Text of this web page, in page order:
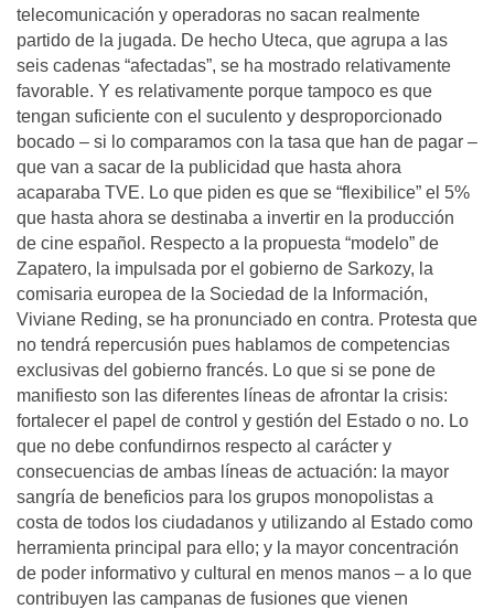
telecomunicación y operadoras no sacan realmente
partido de la jugada. De hecho Uteca, que agrupa a las
seis cadenas “afectadas”, se ha mostrado relativamente
favorable. Y es relativamente porque tampoco es que
tengan suficiente con el suculento y desproporcionado
bocado – si lo comparamos con la tasa que han de pagar –
que van a sacar de la publicidad que hasta ahora
acaparaba TVE. Lo que piden es que se “flexibilice” el 5%
que hasta ahora se destinaba a invertir en la producción
de cine español. Respecto a la propuesta “modelo” de
Zapatero, la impulsada por el gobierno de Sarkozy, la
comisaria europea de la Sociedad de la Información,
Viviane Reding, se ha pronunciado en contra. Protesta que
no tendrá repercusión pues hablamos de competencias
exclusivas del gobierno francés. Lo que si se pone de
manifiesto son las diferentes líneas de afrontar la crisis:
fortalecer el papel de control y gestión del Estado o no. Lo
que no debe confundirnos respecto al carácter y
consecuencias de ambas líneas de actuación: la mayor
sangría de beneficios para los grupos monopolistas a
costa de todos los ciudadanos y utilizando al Estado como
herramienta principal para ello; y la mayor concentración
de poder informativo y cultural en menos manos – a lo que
contribuyen las campanas de fusiones que vienen